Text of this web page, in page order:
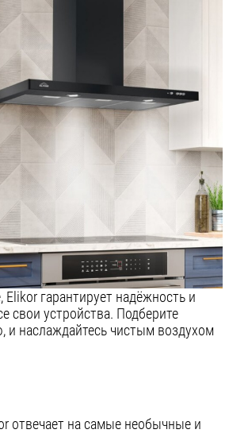
гарантирует надёжность и
свои устройства. Подберите
и наслаждайтесь чистым воздухом
отвечает на самые необычные и